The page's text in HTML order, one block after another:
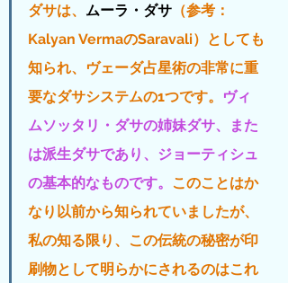
ダサは、 ムーラ・ダサ （参考：
Kalyan VermaのSaravali）としても
知られ、ヴェーダ占星術の非常に重
要なダサシステムの1つです。
ヴィ
ムソッタリ・ダサの姉妹ダサ、また
は派生ダサであり、ジョーティシュ
の基本的なものです。 このことはか
なり以前から知られていましたが、
私の知る限り、この伝統の秘密が印
刷物として明らかにされるのはこれ